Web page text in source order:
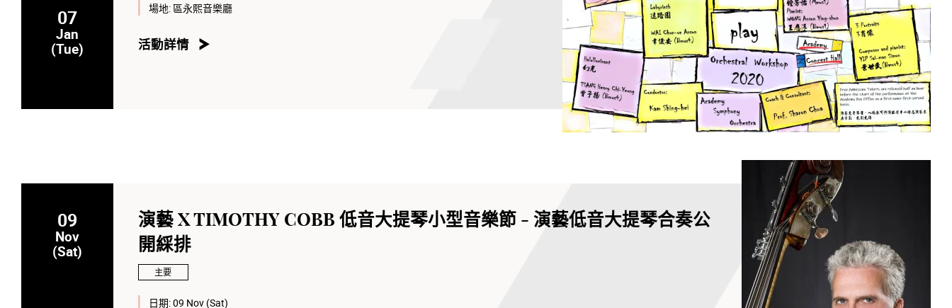
07
Jan
(Tue)
場地:區永熙音樂廳
活動詳情
09
Nov
(Sat)
演藝 X TIMOTHY COBB 低音大提琴小型音樂節 - 演藝低音大提琴合奏公
開綵排
主要
日期:09 Nov (Sat)